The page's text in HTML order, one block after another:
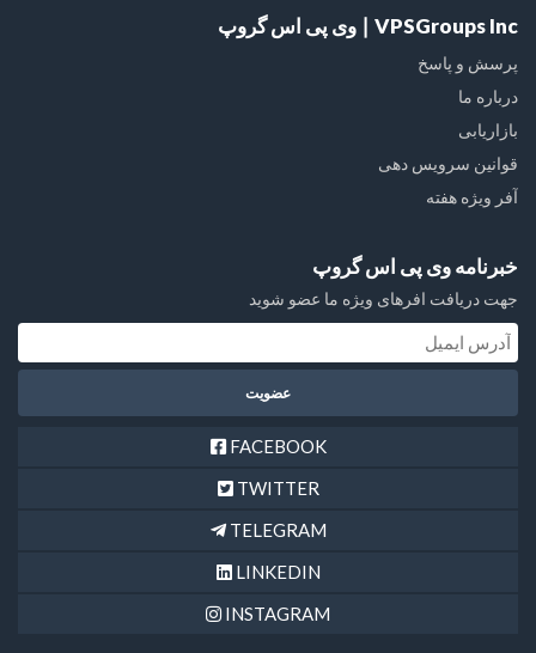
VPSGroups Inc ∣ وی پی اس گروپ
پرسش و پاسخ
درباره ما
بازاریابی
قوانین سرویس دهی
آفر ویژه هفته
خبرنامه وی پی اس گروپ
جهت دریافت افرهای ویژه ما عضو شوید
FACEBOOK
TWITTER
TELEGRAM
LINKEDIN
INSTAGRAM